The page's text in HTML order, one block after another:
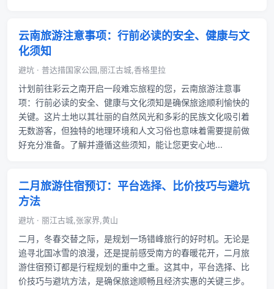
云南旅游注意事项：行前必读的安全、健康与文
化须知
避坑 · 普达措国家公园,丽江古城,香格里拉
计划前往彩云之南开启一段难忘旅程的您，云南旅游注意事
项：行前必读的安全、健康与文化须知是确保旅途顺利愉快的
关键。这片土地以其壮丽的自然风光和多彩的民族文化吸引着
无数游客，但独特的地理环境和人文习俗也意味着需要提前做
好充分准备。了解并遵循这些须知，能让您更安心地...
二月旅游住宿预订：平台选择、比价技巧与避坑
方法
避坑 · 丽江古城,张家界,黄山
二月，冬春交替之际，是规划一场错峰旅行的好时机。无论是
追寻北国冰雪的浪漫，还是提前感受南方的春暖花开，二月旅
游住宿预订都是行程规划的重中之重。这其中，平台选择、比
价技巧与避坑方法，是确保旅途顺畅且经济实惠的关键三步。